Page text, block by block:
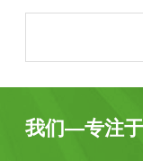
我们—专注